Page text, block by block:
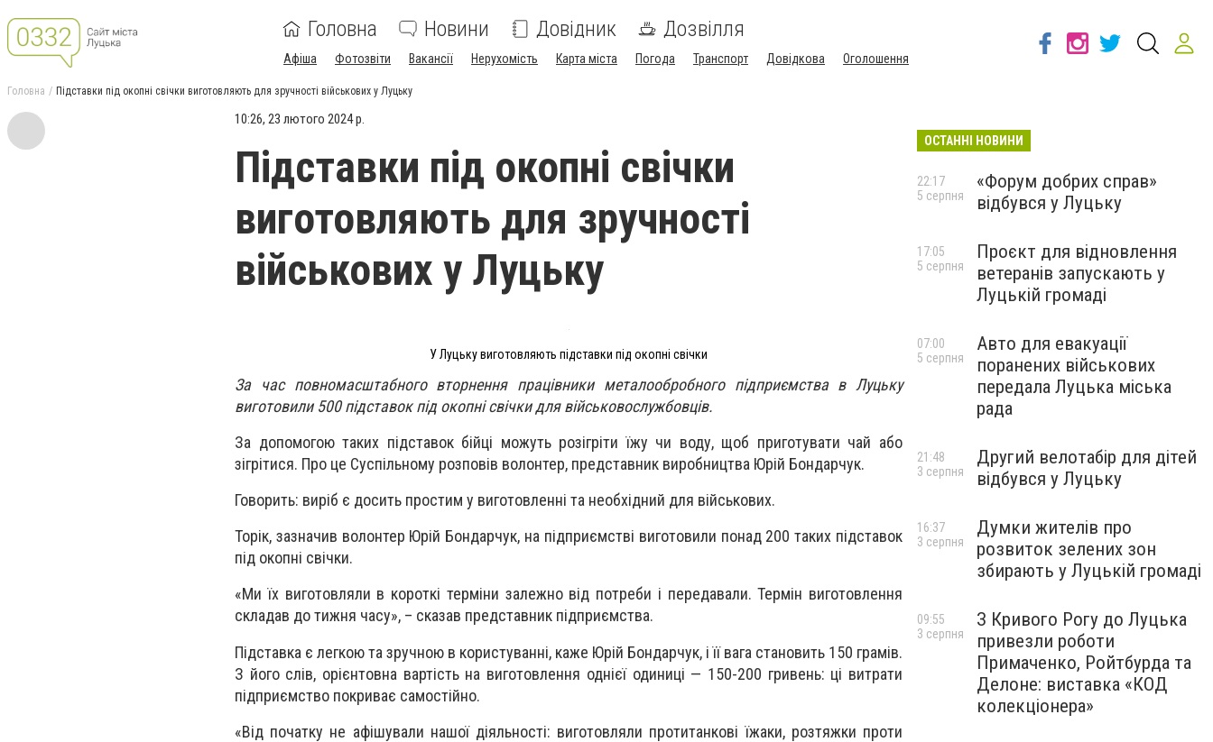
Головна Новини Довідник Дозвілля
Афіша Фотозвіти Вакансії Нерухомість Карта міста Погода Транспорт Довідкова Оголошення
Головна Підставки під окопні свічки виготовляють для зручності військових у Луцьку
10:26, 23 лютого 2024 р.
Підставки під окопні свічки
виготовляють для зручності
військових у Луцьку
У Луцьку виготовляють підставки під окопні свічки
За час повномасштабного вторнення працівники металообробного підприємства в Луцьку
виготовили 500 підставок під окопні свічки для військовослужбовців.
За допомогою таких підставок бійці можуть розігріти їжу чи воду, щоб приготувати чай або
зігрітися. Про це Суспільному розповів волонтер, представник виробництва Юрій Бондарчук.
Говорить: виріб є досить простим у виготовленні та необхідний для військових.
Торік, зазначив волонтер Юрій Бондарчук, на підприємстві виготовили понад 200 таких підставок
під окопні свічки.
«Ми їх виготовляли в короткі терміни залежно від потреби і передавали. Термін виготовлення
складав до тижня часу», – сказав представник підприємства.
Підставка є легкою та зручною в користуванні, каже Юрій Бондарчук, і її вага становить 150 грамів.
З його слів, орієнтовна вартість на виготовлення однієї одиниці — 150-200 гривень: ці витрати
підприємство покриває самостійно.
«Від початку не афішували нашої діяльності: виготовляли протитанкові їжаки, розтяжки проти
ОСТАННІ НОВИНИ
«Форум добрих справ»
відбувся у Луцьку
22:17
5 серпня
Проєкт для відновлення
ветеранів запускають у
Луцькій громаді
17:05
5 серпня
Авто для евакуації
поранених військових
передала Луцька міська
рада
07:00
5 серпня
Другий велотабір для дітей
відбувся у Луцьку
21:48
3 серпня
Думки жителів про
розвиток зелених зон
збирають у Луцькій громаді
16:37
3 серпня
З Кривого Рогу до Луцька
привезли роботи
Примаченко, Ройтбурда та
Делоне: виставка «КОД
колекціонера»
09:55
3 серпня